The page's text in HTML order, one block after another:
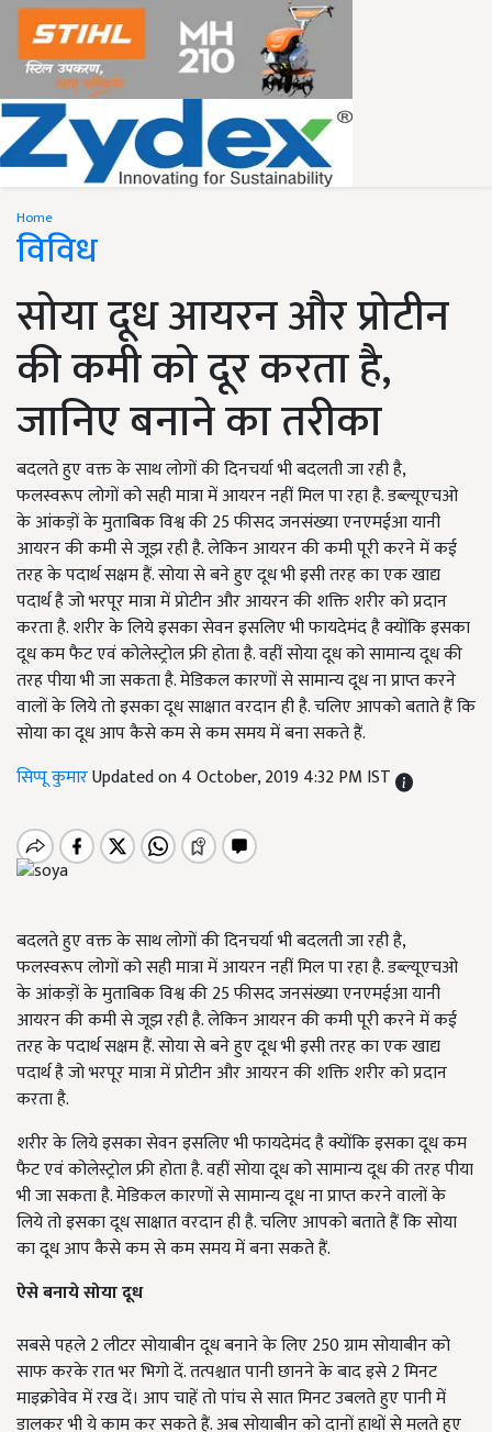
Home
विविध
सोया दूध आयरन और प्रोटीन
की कमी को दूर करता है,
जानिए बनाने का तरीका
बदलते हुए वक्त के साथ लोगों की दिनचर्या भी बदलती जा रही है,
फलस्वरूप लोगों को सही मात्रा में आयरन नहीं मिल पा रहा है. डब्ल्यूएचओ
के आंकड़ों के मुताबिक विश्व की 25 फीसद जनसंख्या एनएमईआ यानी
आयरन की कमी से जूझ रही है. लेकिन आयरन की कमी पूरी करने में कई
तरह के पदार्थ सक्षम हैं. सोया से बने हुए दूध भी इसी तरह का एक खाद्य
पदार्थ है जो भरपूर मात्रा में प्रोटीन और आयरन की शक्ति शरीर को प्रदान
करता है. शरीर के लिये इसका सेवन इसलिए भी फायदेमंद है क्योंकि इसका
दूध कम फैट एवं कोलेस्ट्रोल फ्री होता है. वहीं सोया दूध को सामान्य दूध की
तरह पीया भी जा सकता है. मेडिकल कारणों से सामान्य दूध ना प्राप्त करने
वालों के लिये तो इसका दूध साक्षात वरदान ही है. चलिए आपको बताते हैं कि
सोया का दूध आप कैसे कम से कम समय में बना सकते हैं.
सिप्पू कुमारUpdated on 4 October, 2019 4:32 PM IST
बदलते हुए वक्त के साथ लोगों की दिनचर्या भी बदलती जा रही है,
फलस्वरूप लोगों को सही मात्रा में आयरन नहीं मिल पा रहा है. डब्ल्यूएचओ
के आंकड़ों के मुताबिक विश्व की25फीसद जनसंख्या एनएमईआ यानी
आयरन की कमी से जूझ रही है. लेकिन आयरन की कमी पूरी करने में कई
तरह के पदार्थ सक्षम हैं. सोया से बने हुए दूध भी इसी तरह का एक खाद्य
पदार्थ है जो भरपूर मात्रा में प्रोटीन और आयरन की शक्ति शरीर को प्रदान
करता है.
शरीर के लिये इसका सेवन इसलिए भी फायदेमंद है क्योंकि इसका दूध कम
फैट एवं कोलेस्ट्रोल फ्री होता है. वहीं सोया दूध को सामान्य दूध की तरह पीया
भी जा सकता है. मेडिकल कारणों से सामान्य दूध ना प्राप्त करने वालों के
लिये तो इसका दूध साक्षात वरदान ही है. चलिए आपको बताते हैं कि सोया
का दूध आप कैसे कम से कम समय में बना सकते हैं.
ऐसे बनाये सोया दूध
सबसे पहले2लीटर सोयाबीन दूध बनाने के लिए250ग्राम सोयाबीन को
साफ करके रात भर भिगो दें. तत्पश्चात पानी छानने के बाद इसे2मिनट
माइक्रोवेव में रख दें। आप चाहें तो पांच से सात मिनट उबलते हुए पानी में
डालकर भी ये काम कर सकते हैं. अब सोयाबीन को दानों हाथों से मलते हुए